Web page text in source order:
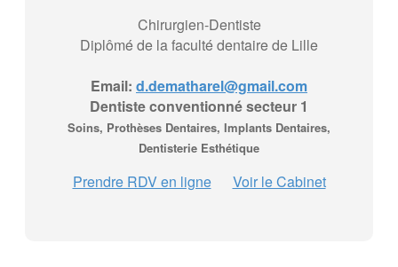
Chirurgien-Dentiste
Diplômé de la faculté dentaire de Lille
Email: d.dematharel@gmail.com
Dentiste conventionné secteur 1
Soins, Prothèses Dentaires, Implants Dentaires,
Dentisterie Esthétique
Prendre RDV en ligne Voir le Cabinet